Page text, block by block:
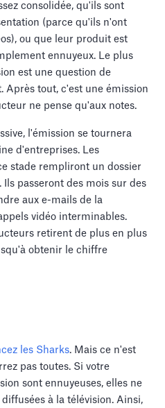
consolidée, qu'ils sont
(parce qu'ils n'ont
ou que leur produit est
ennuyeux. Le plus
est une question de
Après tout, c'est une émission
ne pense qu'aux notes.
l'émission se tournera
d'entreprises. Les
stade rempliront un dossier
Ils passeront des mois sur des
aux e-mails de la
vidéo interminables.
retirent de plus en plus
obtenir le chiffre
les Sharks. Mais ce n'est
pas toutes. Si votre
sont ennuyeuses, elles ne
à la télévision. Ainsi,